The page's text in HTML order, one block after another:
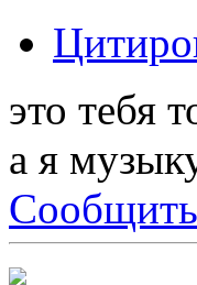
это тебя
а я